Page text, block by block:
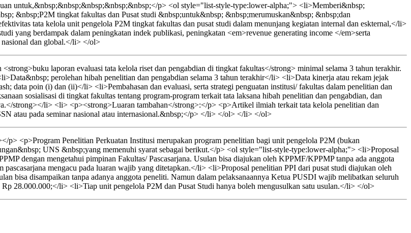
untuk,&nbsp;&nbsp;&nbsp;&nbsp;&nbsp;</p> <ol style="list-style-type:lower-alpha;"> <li>Memberi&nbsp;
&nbsp;P2M tingkat fakultas dan Pusat studi &nbsp;untuk&nbsp; &nbsp;merumuskan&nbsp; &nbsp;dan
tata kelola unit pengelola P2M tingkat fakultas dan pusat studi dalam menunjang kegiatan internal dan eskternal,</li>
yang berdampak dalam peningkatan indek publikasi, peningkatan <em>revenue generating income </em>serta
nasional dan global.</li> </ol>
laporan evaluasi tata kelola riset dan pengabdian di tingkat fakultas</strong> minimal selama 3 tahun terakhir.
perolehan hibah penelitian dan pengabdian selama 3 tahun terakhir</li> <li>Data kinerja atau rekam jejak
data poin (i) dan (ii)</li> <li>Pembahasan dan evaluasi, serta strategi penguatan institusi/ fakultas dalam penelitian dan
sosialisasi di tingkat fakultas tentang program-program terkait tata laksana hibah penelitian dan pengabdian, dan
strong></li> <li> <p><strong>Luaran tambahan</strong>:</p> <p>Artikel ilmiah terkait tata kelola penelitian dan
atau pada seminar nasional atau internasional.&nbsp;</p> </li> </ol> </li> </ol>
<p>Program Penelitian Perkuatan Institusi merupakan program penelitian bagi unit pengelola P2M (bukan
UNS &nbsp;yang memenuhi syarat sebagai berikut.</p> <ol style="list-style-type:lower-alpha;"> <li>Proposal
dengan mengetahui pimpinan Fakultas/ Pascasarjana. Usulan bisa diajukan oleh KPPMF/KPPMP tanpa ada anggota
mengacu pada luaran wajib yang ditetapkan.</li> <li>Proposal penelitian PPI dari pusat studi diajukan oleh
bisa disampaikan tanpa adanya anggota peneliti. Namun dalam pelaksanaannya Ketua PUSDI wajib melibatkan seluruh
28.000.000;</li> <li>Tiap unit pengelola P2M dan Pusat Studi hanya boleh mengusulkan satu usulan.</li> </ol>